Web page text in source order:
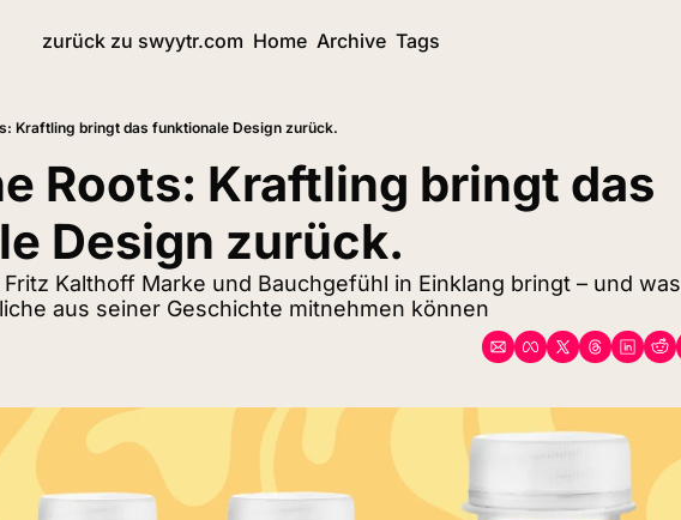
zurück zu swyytr.com Home Archive Tags
Kraftling bringt das funktionale Design zurück.
Roots: Kraftling bringt das
Design zurück.
Kalthoff Marke und Bauchgefühl in Einklang bringt – und was
aus seiner Geschichte mitnehmen können